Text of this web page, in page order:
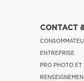
CONTACT
ENTREPRISE
PRO PHOTO ET